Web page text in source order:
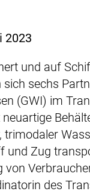
2023
und auf
sechs
(GWI) im
und Zug
von
des